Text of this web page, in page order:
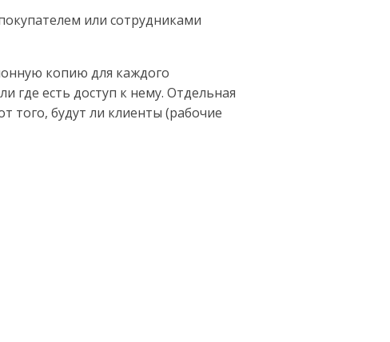
или сотрудниками
копию для каждого
где есть доступ к нему. Отдельная
того, будут ли клиенты (рабочие